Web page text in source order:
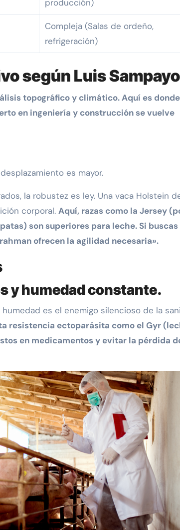
producción)
Compleja (Salas de ordeño,
refrigeración)
según Luis Sampayo
topográfico y climático. Aquí es
en ingeniería y construcción se vuelve
es mayor.
la robustez es ley. Una vaca Holstein
corporal. Aquí, razas como la Jersey
son superiores para leche. Si buscas
ofrecen la agilidad necesaria».
y humedad constante.
es el enemigo silencioso de la
resistencia ectoparásita como el Gyr
en medicamentos y evitar la pérdida